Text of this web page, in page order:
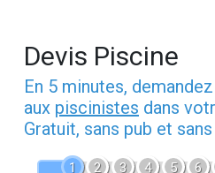
Devis Piscine
En 5 minutes, demandez
aux piscinistes dans
Gratuit, sans pub et
1 2 3 4 5 6